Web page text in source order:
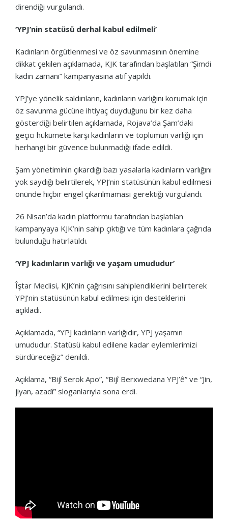
direndiği vurgulandı.
‘YPJ’nin statüsü derhal kabul edilmeli’
Kadınların örgütlenmesi ve öz savunmasının önemine
dikkat çekilen açıklamada, KJK tarafından başlatılan “Şimdi
kadın zamanı” kampanyasına atıf yapıldı.
YPJ’ye yönelik saldırıların, kadınların varlığını korumak için
öz savunma gücüne ihtiyaç duyduğunu bir kez daha
gösterdiği belirtilen açıklamada, Rojava’da Şam’daki
geçici hükümete karşı kadınların ve toplumun varlığı için
herhangi bir güvence bulunmadığı ifade edildi.
Şam yönetiminin çıkardığı bazı yasalarla kadınların varlığını
yok saydığı belirtilerek, YPJ’nin statüsünün kabul edilmesi
önünde hiçbir engel çıkarılmaması gerektiği vurgulandı.
26 Nisan’da kadın platformu tarafından başlatılan
kampanyaya KJK’nin sahip çıktığı ve tüm kadınlara çağrıda
bulunduğu hatırlatıldı.
‘YPJ kadınların varlığı ve yaşam umududur’
Îştar Meclisi, KJK’nin çağrısını sahiplendiklerini belirterek
YPJ’nin statüsünün kabul edilmesi için desteklerini
açıkladı.
Açıklamada, “YPJ kadınların varlığıdır, YPJ yaşamın
umududur. Statüsü kabul edilene kadar eylemlerimizi
sürdüreceğiz” denildi.
Açıklama, “Bijî Serok Apo”, “Bijî Berxwedana YPJ’ê” ve “Jin,
jiyan, azadî” sloganlarıyla sona erdi.